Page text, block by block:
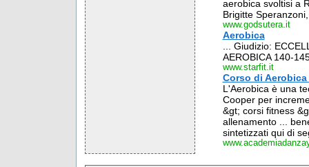
aerobica svoltisi a
Brigitte
www.godsutera.it
Aerobica
... Giudizio:
AEROBICA 140-
www.starfit.it
Corso di
L'Aerobica è una
Cooper per
&gt; corsi fitness
allenamento ...
sintetizzati qui di